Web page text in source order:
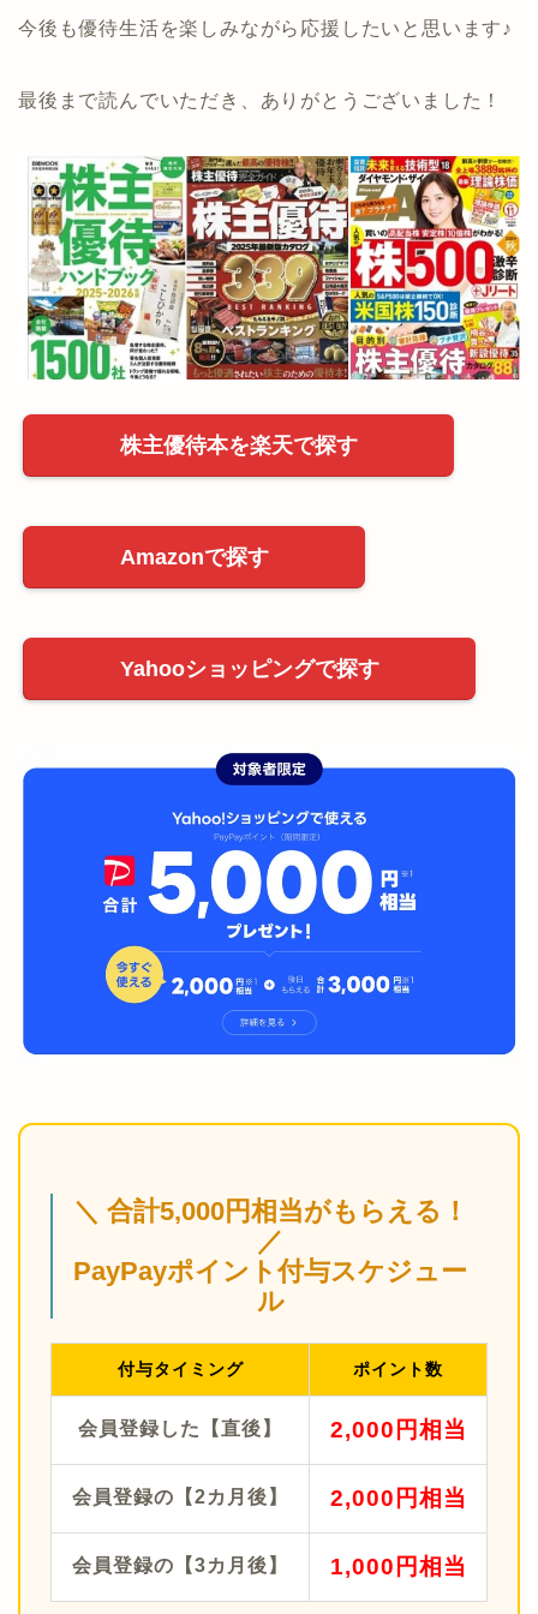
今後も優待生活を楽しみながら応援したいと思います♪
最後まで読んでいただき、ありがとうございました！
株主優待本を楽天で探す
Amazonで探す
Yahooショッピングで探す
＼ 合計5,000円相当がもらえる！
／
PayPayポイント付与スケジュー
ル
付与タイミング ポイント数
会員登録した【直後】 2,000円相当
会員登録の【2カ月後】 2,000円相当
会員登録の【3カ月後】 1,000円相当